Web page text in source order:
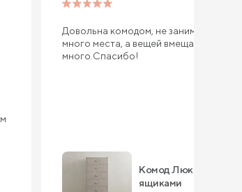
Довольна комодом, не занимает
много места, а вещей вмещает в себя
много.Спасибо!
Комод Люкс с 5
ящиками